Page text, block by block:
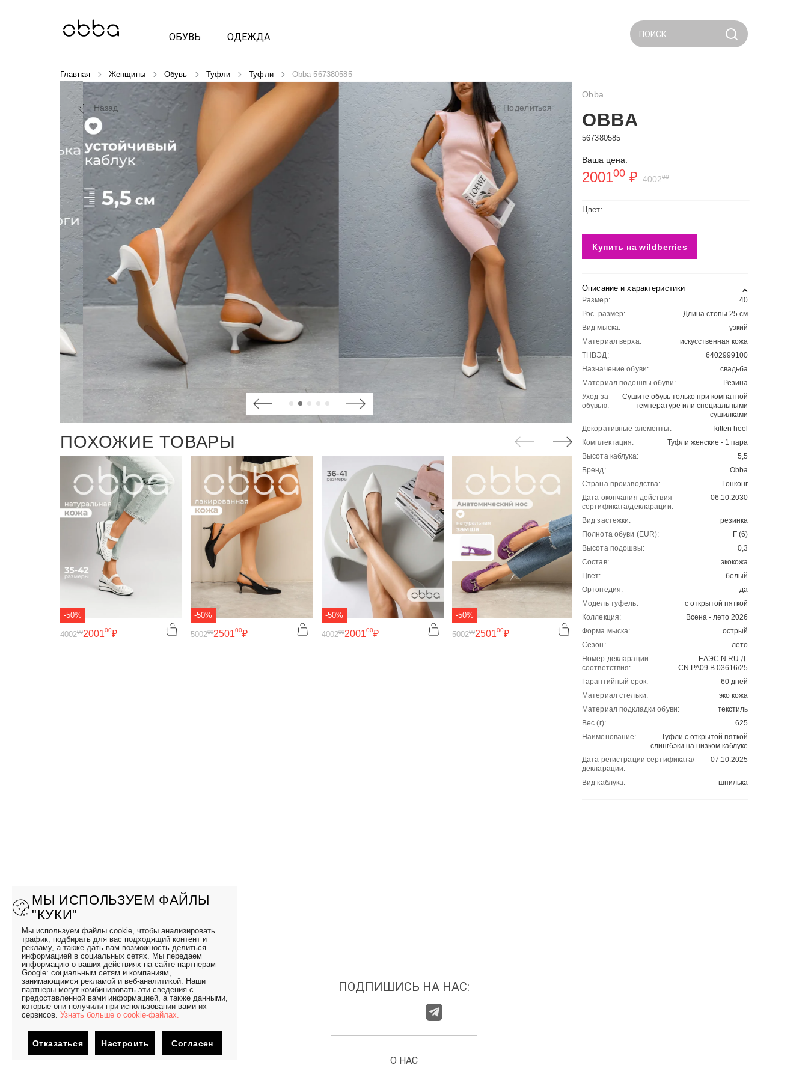
ОБУВЬ ОДЕЖДА ПОИСК
Главная Женщины Обувь Туфли Туфли Obba 567380585
Назад Поделиться
ПОХОЖИЕ ТОВАРЫ
-50%
200100₽
400200
-50%
250100₽
500200
-50%
200100₽
400200
-50%
250100₽
500200
-50%
250100
500200
-50%
2044
408800
Obba
OBBA
567380585
Ваша цена:
200100 ₽ 400200
Цвет:
Купить на wildberries
Описание и характеристики
Размер:
40
Рос. размер:
Длина стопы 25 см
Вид мыска:
узкий
Материал верха:
искусственная кожа
ТНВЭД:
6402999100
Назначение обуви:
свадьба
Материал подошвы обуви:
Резина
Уход за
обувью:
Сушите обувь только при комнатной
температуре или специальными
сушилками
Декоративные элементы:
kitten heel
Комплектация:
Туфли женские - 1 пара
Высота каблука:
5,5
Бренд:
Obba
Страна производства:
Гонконг
Дата окончания действия
сертификата/декларации:
06.10.2030
Вид застежки:
резинка
Полнота обуви (EUR):
F (6)
Высота подошвы:
0,3
Состав:
экокожа
Цвет:
белый
Ортопедия:
да
Модель туфель:
с открытой пяткой
Коллекция:
Всена - лето 2026
Форма мыска:
острый
Сезон:
лето
Номер декларации
соответствия:
ЕАЭС N RU Д-
CN.РА09.В.03616/25
Гарантийный срок:
60 дней
Материал стельки:
эко кожа
Материал подкладки обуви:
текстиль
Вес (г):
625
Наименование:
Туфли с открытой пяткой
слингбэки на низком каблуке
Дата регистрации сертификата/
декларации:
07.10.2025
Вид каблука: шпилька
ПОДПИШИСЬ НА НАС:
О НАС
МЫ ИСПОЛЬЗУЕМ ФАЙЛЫ
"КУКИ"
Мы используем файлы cookie, чтобы анализировать
трафик, подбирать для вас подходящий контент и
рекламу, а также дать вам возможность делиться
информацией в социальных сетях. Мы передаем
информацию о ваших действиях на сайте партнерам
Google: социальным сетям и компаниям,
занимающимся рекламой и веб-аналитикой. Наши
партнеры могут комбинировать эти сведения с
предоставленной вами информацией, а также данными,
которые они получили при использовании вами их
сервисов. Узнать больше о cookie-файлах.
Отказаться Настроить Согласен